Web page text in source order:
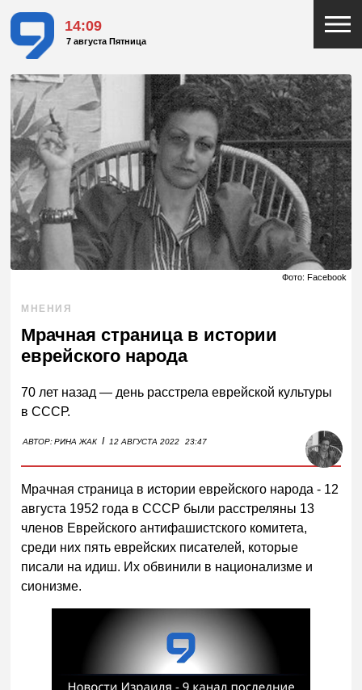
14:09
7 августа Пятница
Фото: Facebook
МНЕНИЯ
Мрачная страница в истории
еврейского народа
70 лет назад — день расстрела еврейской культуры
в СССР.
АВТОР:РИНА ЖАК I 12 АВГУСТА 2022 23:47
Мрачная страница в истории еврейского народа - 12
августа 1952 года в СССР были расстреляны 13
членов Еврейского антифашистского комитета,
среди них пять еврейских писателей, которые
писали на идиш. Их обвинили в национализме и
сионизме.